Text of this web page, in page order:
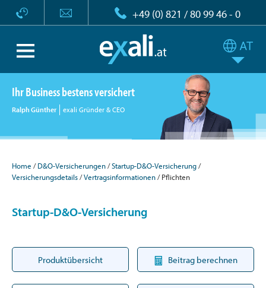
+49 (0) 821 / 80 99 46 - 0
Ihr Business bestens versichert
Ralph Günther exali Gründer & CEO
Home D&O-Versicherungen
Startup-D&O-Versicherung
Versicherungsdetails
Vertragsinformationen Pflichten
Startup-D&O-Versicherung
Produktübersicht Beitrag berechnen